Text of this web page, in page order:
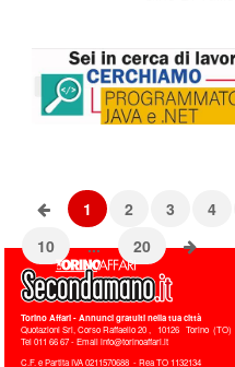
1 2 3 4
10
... 20
Torino Affari- Annunci gratuiti nella tua città
Quotazioni Srl, Corso Raffaello 20, 10126 Torino (TO)
Tel011 66 67 - Email info@torinoaffari.it
C.F. e Partita IVA 0211570688 - Rea TO 1132134